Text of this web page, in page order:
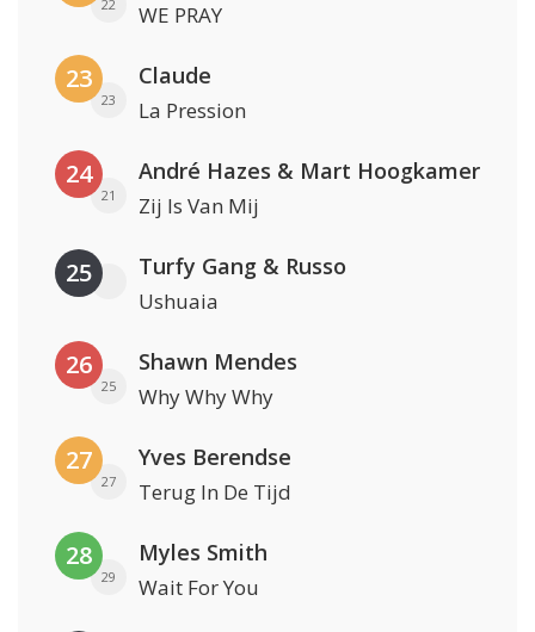
22 WE PRAY
23
23
Claude
La Pression
24
21
André Hazes & Mart Hoogkamer
Zij Is Van Mij
25 Turfy Gang & Russo
Ushuaia
26
25
Shawn Mendes
Why Why Why
27
27
Yves Berendse
Terug In De Tijd
28
29
Myles Smith
Wait For You